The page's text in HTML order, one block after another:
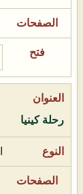
رحلة كينيا